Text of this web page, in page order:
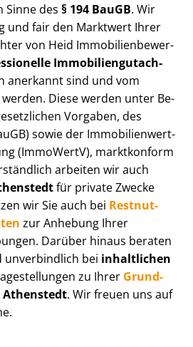
Sinne des § 194 BauGB. Wir
und fair den Marktwert Ihrer
von Heid Im­mo­bi­li­en­be­wer­
Im­mo­bi­li­en­gut­ach­
anerkannt sind und vom
Diese werden unter Be­
Vorgaben, des
sowie der Im­mo­bi­li­en­wert­
(ImmoWertV), marktkonform
arbeiten wir auch
für private Zwecke
wir Sie auch bei Rest­nut­
zur Anhebung Ihrer
Darüber hinaus beraten
unverbindlich bei inhaltlichen
zu Ihrer Grund­
Athenstedt. Wir freuen uns auf